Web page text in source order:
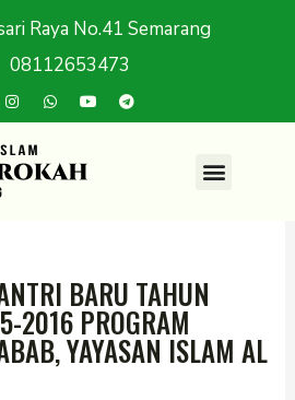
Raya No.41 Semarang
08112653473
BARU TAHUN
2016 PROGRAM
YAYASAN ISLAM AL